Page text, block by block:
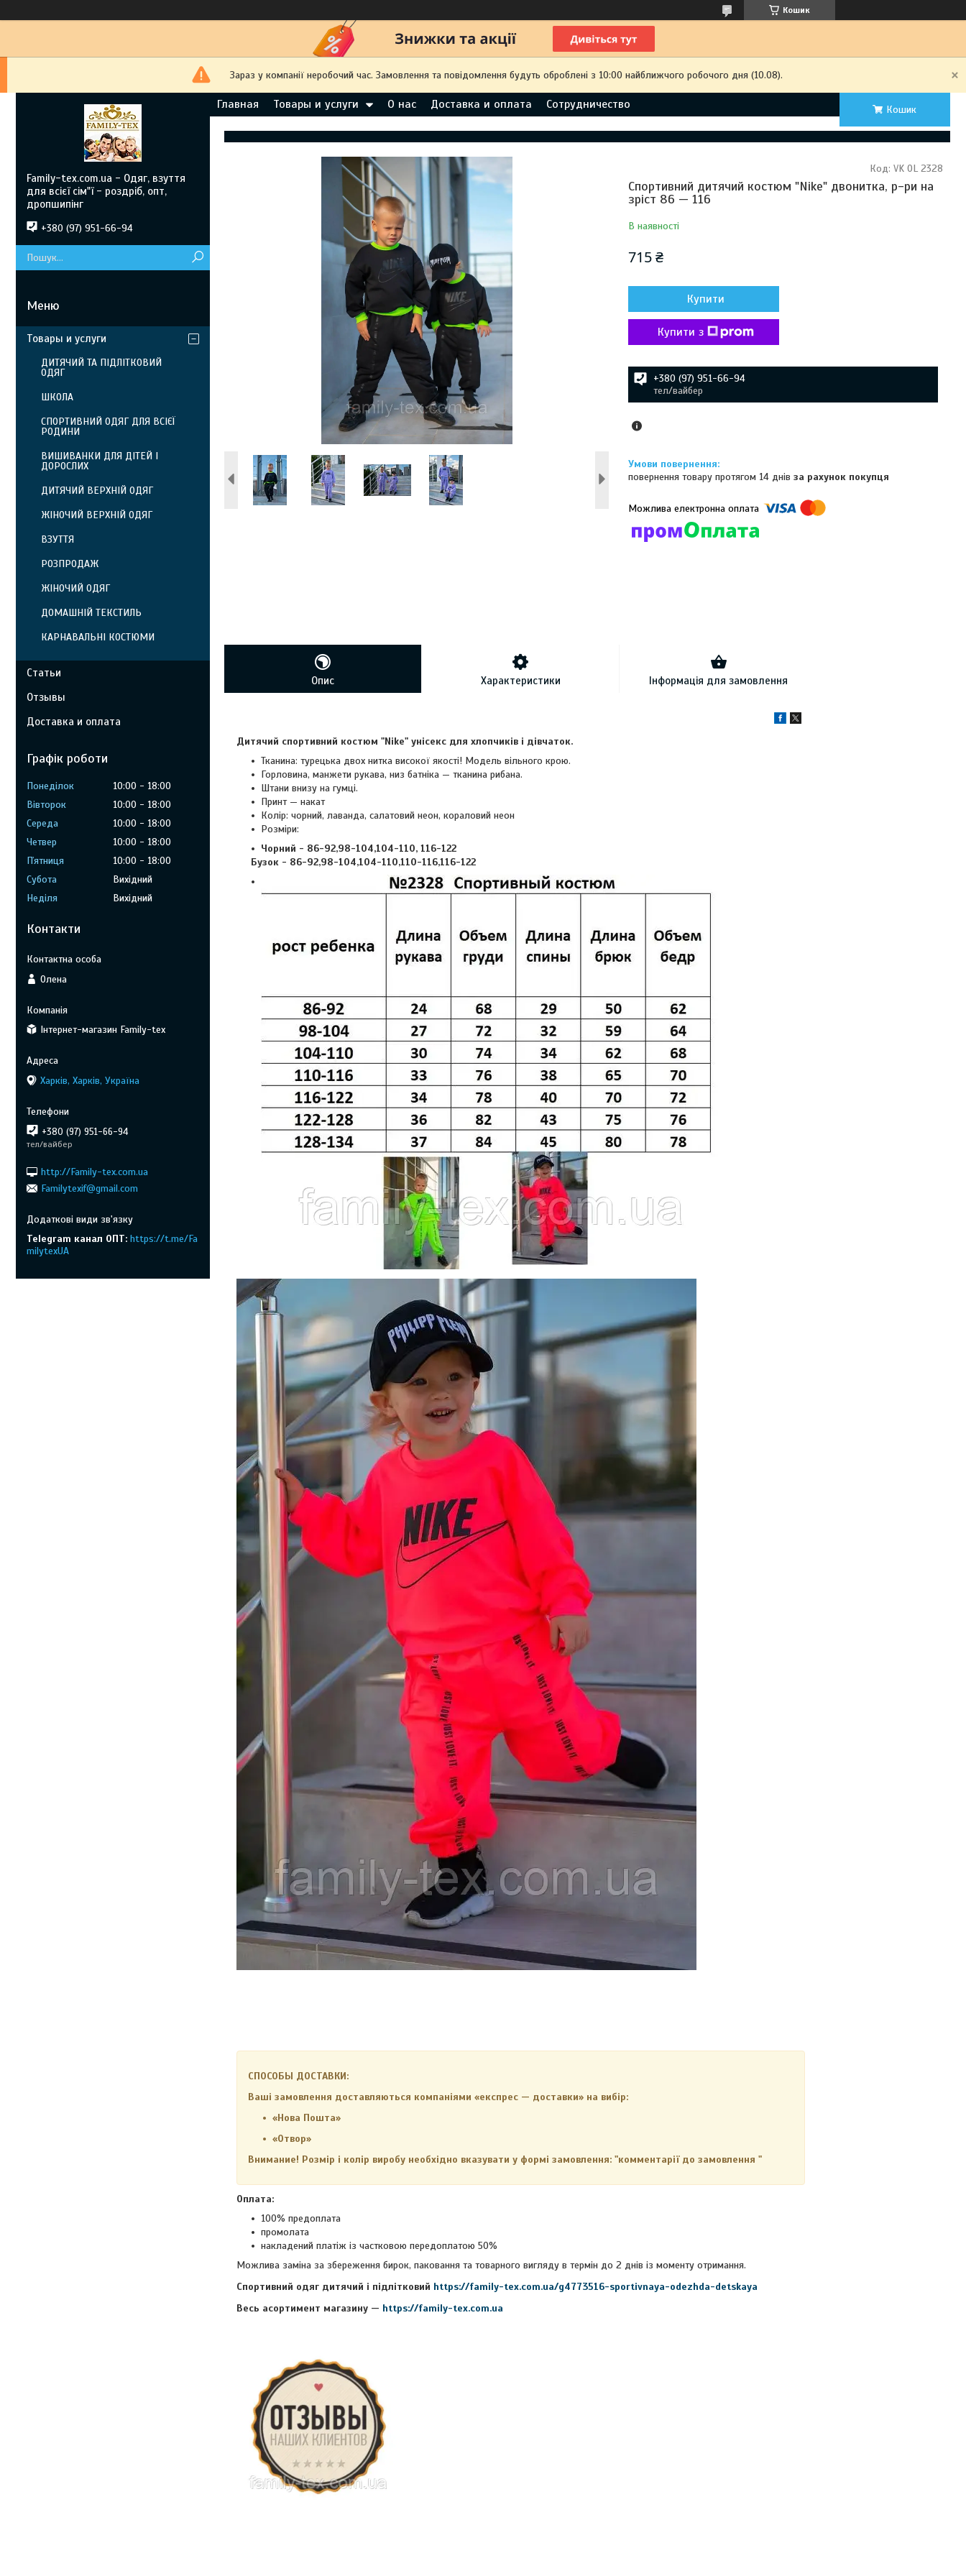
Кошик
Зараз у компанії неробочий час. Замовлення та повідомлення будуть оброблені з 10:00 найближчого робочого дня (10.08).
Главная Товары и услуги О нас Доставка и оплата Сотрудничество Кошик
Спортивний дитячий костюм "Nike" двонитка, р-ри на
зріст 86 — 116
В наявності
Код: VK OL 2328
715 ₴
Купити
Купити з
+380 (97) 951-66-94
тел/вайбер
повернення товару протягом 14 днівза рахунок покупця
Опис Характеристики Інформація для замовлення
Дитячий спортивний костюм "Nike" унісекс для хлопчиків і дівчаток.
Тканина: турецька двох нитка високої якості! Модель вільного крою.
Горловина, манжети рукава, низ батніка — тканина рибана.
Штани внизу на гумці.
Принт — накат
Колір: чорний, лаванда, салатовий неон, кораловий неон
Розміри:
Чорний - 86-92,98-104,104-110, 116-122
Бузок - 86-92,98-104,104-110,110-116,116-122
СПОСОБЫ ДОСТАВКИ:
Ваші замовлення доставляються компаніями «експрес — доставки» на вибір:
«Нова Пошта»
«Отвор»
Внимание! Розмір і колір виробу необхідно вказувати у формі замовлення: "комментарії до замовлення "
Оплата:
100% предоплата
промолата
накладений платіж із частковою передоплатою 50%
Можлива заміна за збереження бирок, паковання та товарного вигляду в термін до 2 днів із моменту отримання.
Спортивний одяг дитячий і підлітковий https://family-tex.com.ua/g4773516-sportivnaya-odezhda-detskaya
Весь асортимент магазину — https://family-tex.com.ua
Family-tex.com.ua - Одяг, взуття
для всієї сім"ї - роздріб, опт,
дропшипінг
+380 (97) 951-66-94
Товары и услуги
ДИТЯЧИЙ ТА ПІДЛІТКОВИЙ
ОДЯГ
ШКОЛА
СПОРТИВНИЙ ОДЯГ ДЛЯ ВСІЄЇ
РОДИНИ
ВИШИВАНКИ ДЛЯ ДІТЕЙ І
ДОРОСЛИХ
ДИТЯЧИЙ ВЕРХНІЙ ОДЯГ
ЖІНОЧИЙ ВЕРХНІЙ ОДЯГ
ВЗУТТЯ
РОЗПРОДАЖ
ЖІНОЧИЙ ОДЯГ
ДОМАШНІЙ ТЕКСТИЛЬ
КАРНАВАЛЬНІ КОСТЮМИ
Статьи
Отзывы
Доставка и оплата
Графік роботи
Понеділок 10:00
18:00
Вівторок
10:00
18:00
Середа
10:00
18:00
Четвер
10:00
18:00
Пʼятниця
10:00
18:00
Субота
Вихідний
Неділя
Вихідний
Контакти
Олена
Інтернет-магазин Family-tex
Харків, Харків, Україна
+380 (97) 951-66-94
тел/вайбер
http://Family-tex.com.ua
Familytexif@gmail.com
Telegram канал ОПТ https://t.me/Fa
milytexUA